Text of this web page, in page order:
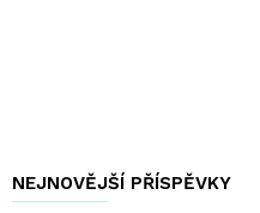
NEJNOVĚJŠÍ PŘÍSPĚVKY